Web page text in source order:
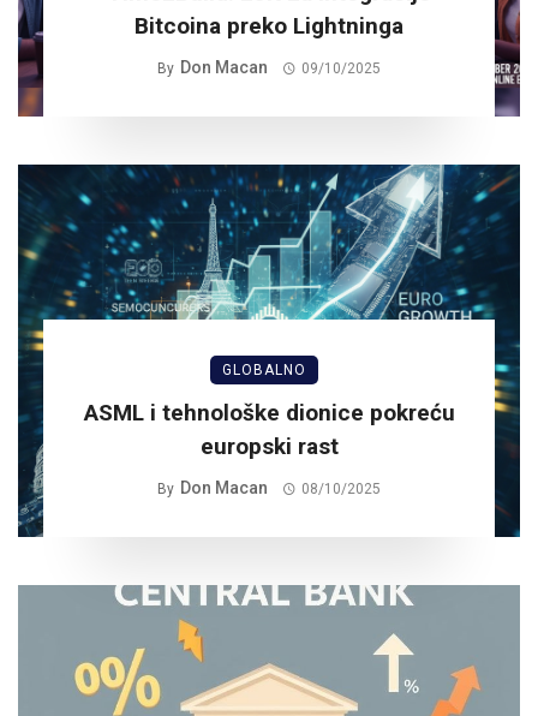
Bitcoina preko Lightninga
By Don Macan 09/10/2025
GLOBALNO
ASML i tehnološke dionice pokreću
europski rast
By Don Macan 08/10/2025